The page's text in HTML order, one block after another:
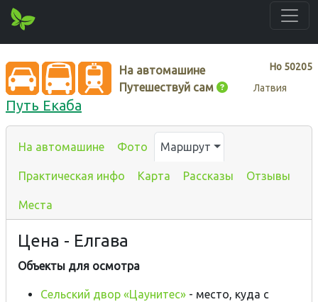
Нo 50205
На автомашине
Путешествуй сам
Латвия
Путь Екаба
На автомашине Фото Маршрут
Практическая инфо Карта Рассказы Отзывы
Места
Цена - Елгава
Объекты для осмотра
Сельский двор «Цаунитес» - место, куда с